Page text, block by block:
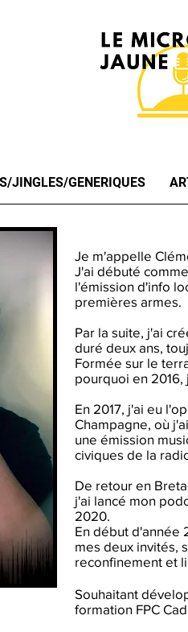
JINGLES/GENERIQUES
Je m'appelle
J'ai débuté
l'émission d'info
premières armes.
Par la suite, j'ai
duré deux ans,
Formée sur le
pourquoi en 2016,
En 2017, j'ai eu
Champagne, où
une émission
civiques de la
De retour en
j'ai lancé mon
2020.
En début d'année
mes deux invités,
reconfinement et
Souhaitant
formation FPC